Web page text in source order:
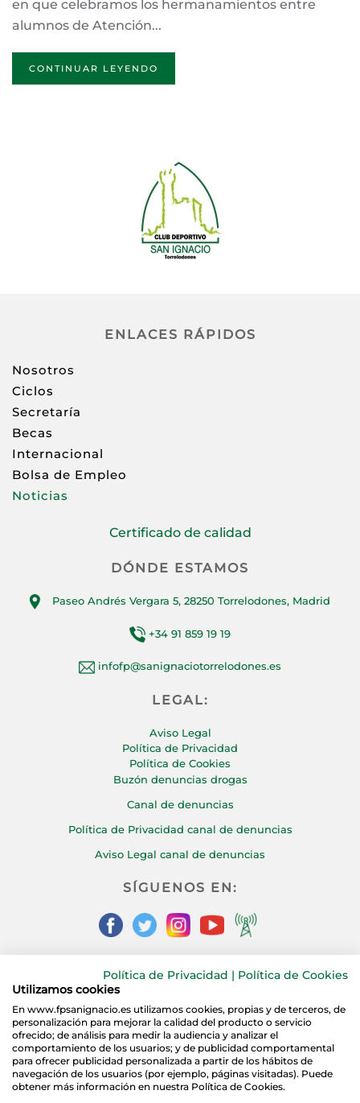
en que celebramos los hermanamientos entre
alumnos de Atención...
CONTINUAR LEYENDO
ENLACES RÁPIDOS
Nosotros
Ciclos
Secretaría
Becas
Internacional
Bolsa de Empleo
Noticias
Certificado de calidad
DÓNDE ESTAMOS
Paseo Andrés Vergara 5, 28250 Torrelodones, Madrid
+34 91 859 19 19
infofp@sanignaciotorrelodones.es
LEGAL:
Aviso Legal
Política de Privacidad
Política de Cookies
Buzón denuncias drogas
Canal de denuncias
Política de Privacidad canal de denuncias
Aviso Legal canal de denuncias
SÍGUENOS EN:
CONTÁCTANOS:
Política de Privacidad | Política de Cookies
Utilizamos cookies
En www.fpsanignacio.es utilizamos cookies, propias y de terceros, de
personalización para mejorar la calidad del producto o servicio
ofrecido; de análisis para medir la audiencia y analizar el
comportamiento de los usuarios; y de publicidad comportamental
para ofrecer publicidad personalizada a partir de los hábitos de
navegación de los usuarios (por ejemplo, páginas visitadas). Puede
obtener más información en nuestra Política de Cookies.